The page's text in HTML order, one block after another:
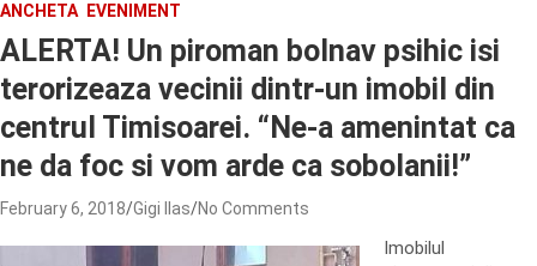
ANCHETA EVENIMENT
ALERTA! Un piroman bolnav psihic isi
terorizeaza vecinii dintr-un imobil din
centrul Timisoarei. “Ne-a amenintat ca
ne da foc si vom arde ca sobolanii!”
February 6, 2018 Gigi Ilas No Comments
Imobilul